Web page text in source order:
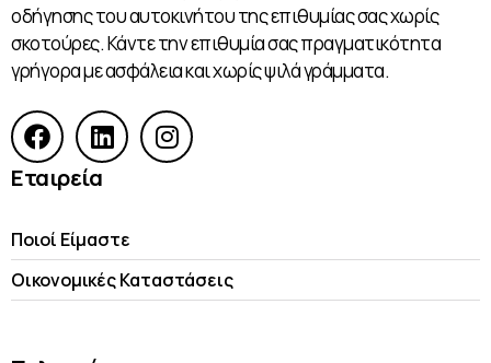
οδήγησης του αυτοκινήτου της επιθυμίας σας χωρίς
σκοτούρες. Κάντε την επιθυμία σας πραγματικότητα
γρήγορα με ασφάλεια και χωρίς ψιλά γράμματα.
Εταιρεία
Ποιοί Είμαστε
Οικονομικές Kαταστάσεις